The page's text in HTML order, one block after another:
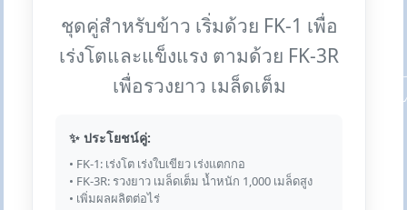
ชุดคู่สำหรับข้าว เริ่มด้วย FK-1 เพื่อ
เร่งโตและแข็งแรง ตามด้วย FK-3R
เพื่อรวงยาว เมล็ดเต็ม
✨ ประโยชน์คู่:
• FK-1: เร่งโต เร่งใบเขียว เร่งแตกกอ
• FK-3R: รวงยาว เมล็ดเต็ม น้ำหนัก 1,000 เมล็ดสูง
• เพิ่มผลผลิตต่อไร่